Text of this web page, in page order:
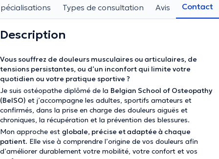
Types de consultation Avis Contact
Description
Vous souffrez de douleurs musculaires ou articulaires, de
tensions persistantes, ou d’un inconfort qui limite votre
quotidien ou votre pratique sportive ?
Je suis ostéopathe diplômé de la Belgian School of Osteopathy
(BelSO) et j’accompagne les adultes, sportifs amateurs et
confirmés, dans la prise en charge des douleurs aiguës et
chroniques, la récupération et la prévention des blessures.
Mon approche est globale, précise et adaptée à chaque
patient. Elle vise à comprendre l’origine de vos douleurs afin
d’améliorer durablement votre mobilité, votre confort et vos